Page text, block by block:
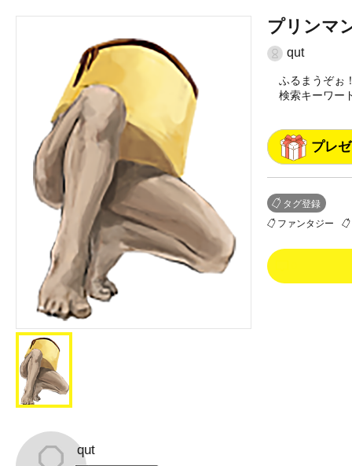
プリンマ
qut
ふるまうぞぉ
検索キーワ
プレ
タグ登録
ファンタジー
qut